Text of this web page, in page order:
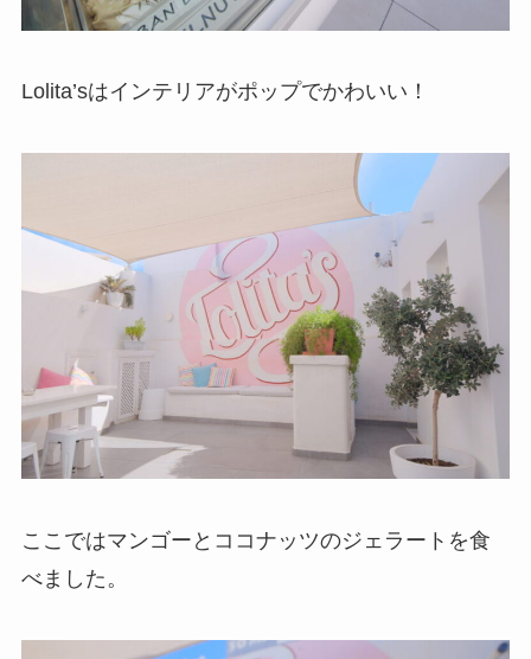
Lolita’sはインテリアがポップでかわいい！
ここではマンゴーとココナッツのジェラートを食
べました。